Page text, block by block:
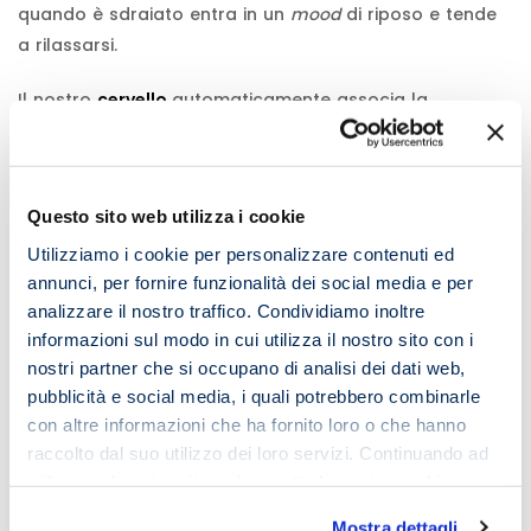
Questo sito web utilizza i cookie
Utilizziamo i cookie per personalizzare contenuti ed
annunci, per fornire funzionalità dei social media e per
analizzare il nostro traffico. Condividiamo inoltre
informazioni sul modo in cui utilizza il nostro sito con i
nostri partner che si occupano di analisi dei dati web,
pubblicità e social media, i quali potrebbero combinarle
con altre informazioni che ha fornito loro o che hanno
raccolto dal suo utilizzo dei loro servizi. Continuando ad
quando è sdraiato entra in un mood di riposo e tende
a rilassarsi.
Il nostro cervello automaticamente associa la
presto il cervello inizierà ad associare l’attività di
lettura al sonno, con le conseguenze che puoi
immaginare.
Perdita diattenzione.
Dispersione della concentrazione.
Cosa fare? Cambiare abitudini di lettura!